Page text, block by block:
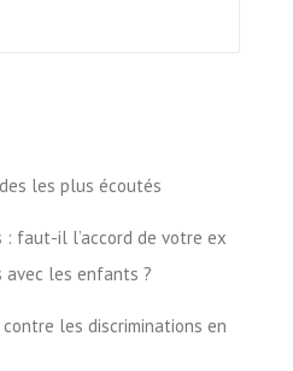
les plus écoutés
: faut-il l’accord de votre ex
avec les enfants ?
les discriminations en